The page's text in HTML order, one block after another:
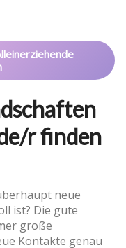
r finden
neue
ist? Die gute
große
Kontakte genau